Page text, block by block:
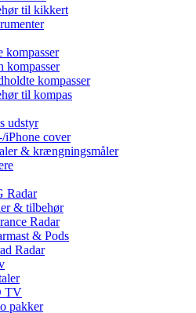
til kikkert
kompasser
kompasser
kompasser
til kompas
udstyr
iPhone cover
& krængningsmåler
Radar
& tilbehør
Radar
& Pods
Radar
TV
pakker